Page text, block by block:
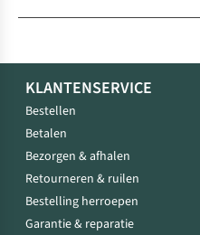
KLANTENSERVICE
Bestellen
Betalen
Bezorgen & afhalen
Retourneren & ruilen
Bestelling herroepen
Garantie & reparatie